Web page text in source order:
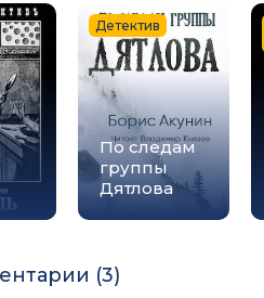
По следам
группы
Дятлова
Детектив
(3)